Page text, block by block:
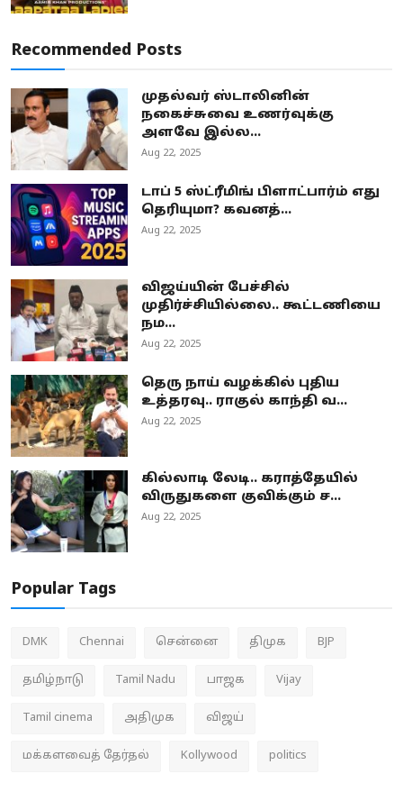
Recommended Posts
முதல்வர் ஸ்டாலினின்
நகைச்சுவை உணர்வுக்கு
அளவே இல்ல...
Aug 22, 2025
டாப் 5 ஸ்ட்ரீமிங் பிளாட்பார்ம் எது
தெரியுமா? கவனத்...
Aug 22, 2025
விஜய்யின் பேச்சில்
முதிர்ச்சியில்லை.. கூட்டணியை
நம...
Aug 22, 2025
தெரு நாய் வழக்கில் புதிய
உத்தரவு.. ராகுல் காந்தி வ...
Aug 22, 2025
கில்லாடி லேடி.. கராத்தேயில்
விருதுகளை குவிக்கும் ச...
Aug 22, 2025
Popular Tags
DMK Chennai சென்னை திமுக BJP
தமிழ்நாடு Tamil Nadu பாஜக Vijay
Tamil cinema அதிமுக விஜய்
மக்களவைத் தேர்தல் Kollywood politics